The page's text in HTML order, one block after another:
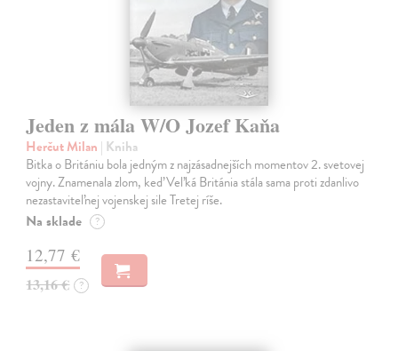
Jeden z mála W/O Jozef Kaňa
Herčut Milan | Kniha
Bitka o Britániu bola jedným z najzásadnejších momentov 2. svetovej
vojny. Znamenala zlom, keď Veľká Británia stála sama proti zdanlivo
nezastaviteľnej vojenskej sile Tretej ríše.
Na sklade ?
12,77 €
13,16 € ?